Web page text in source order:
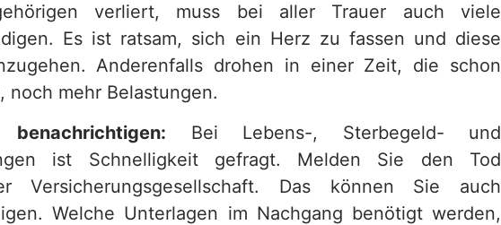
verliert, muss bei aller Trauer auch viele
Es ist ratsam, sich ein Herz zu fassen und diese
Anderenfalls drohen in einer Zeit, die schon
noch mehr Belastungen.
benachrichtigen: Bei Lebens-, Sterbegeld- und
ist Schnelligkeit gefragt. Melden Sie den Tod
Versicherungsgesellschaft. Das können Sie auch
Welche Unterlagen im Nachgang benötigt werden,